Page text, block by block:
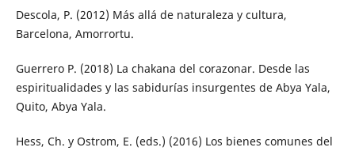
Descola, P. (2012) Más allá de naturaleza y cultura,
Barcelona, Amorrortu.
Guerrero P. (2018) La chakana del corazonar. Desde las
espiritualidades y las sabidurías insurgentes de Abya Yala,
Quito, Abya Yala.
Hess, Ch. y Ostrom, E. (eds.) (2016) Los bienes comunes del